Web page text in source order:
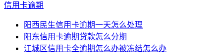
信用卡逾期
阳西民生信用卡逾期一天怎么处理
阳东信用卡逾期贷款怎么分期
江城区信用卡全逾期怎么办被冻结怎么办